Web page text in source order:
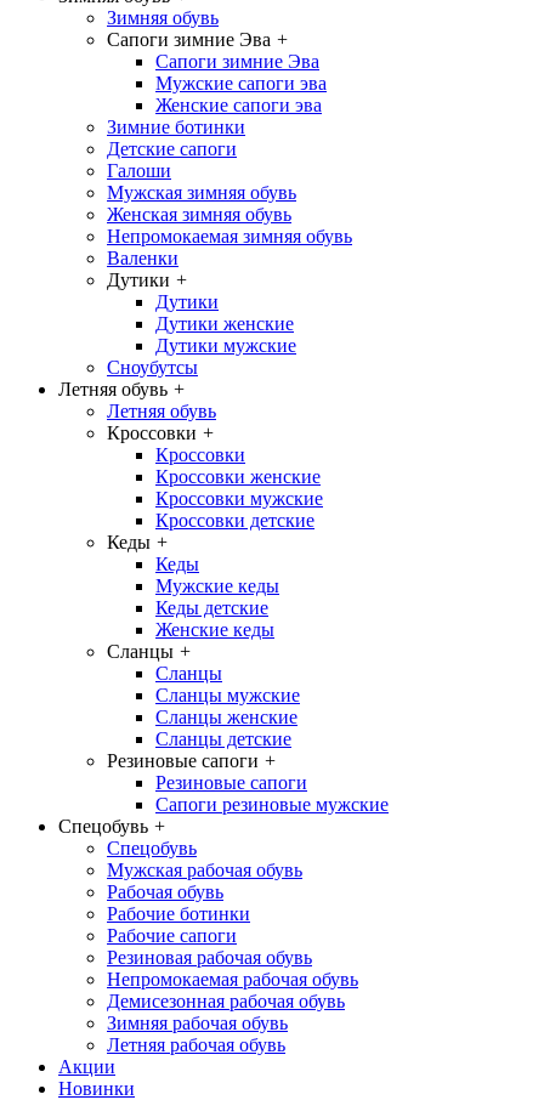
Зимняя обувь
Сапоги зимние Эва +
Сапоги зимние Эва
Мужские сапоги эва
Женские сапоги эва
Зимние ботинки
Детские сапоги
Галоши
Мужская зимняя обувь
Женская зимняя обувь
Непромокаемая зимняя обувь
Валенки
Дутики +
Дутики
Дутики женские
Дутики мужские
Сноубутсы
Летняя обувь +
Летняя обувь
Кроссовки +
Кроссовки
Кроссовки женские
Кроссовки мужские
Кроссовки детские
Кеды +
Кеды
Мужские кеды
Кеды детские
Женские кеды
Сланцы +
Сланцы
Сланцы мужские
Сланцы женские
Сланцы детские
Резиновые сапоги +
Резиновые сапоги
Сапоги резиновые мужские
Спецобувь +
Спецобувь
Мужская рабочая обувь
Рабочая обувь
Рабочие ботинки
Рабочие сапоги
Резиновая рабочая обувь
Непромокаемая рабочая обувь
Демисезонная рабочая обувь
Зимняя рабочая обувь
Летняя рабочая обувь
Акции
Новинки